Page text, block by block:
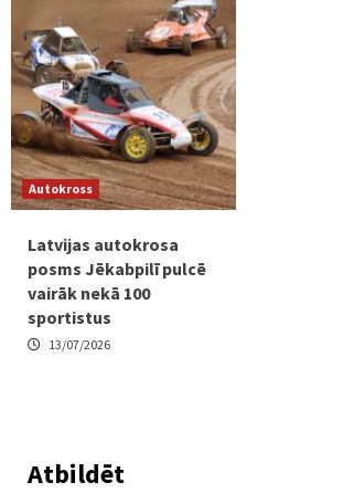
Autokross
Latvijas autokrosa
posms Jēkabpilī pulcē
vairāk nekā 100
sportistus
13/07/2026
Atbildēt